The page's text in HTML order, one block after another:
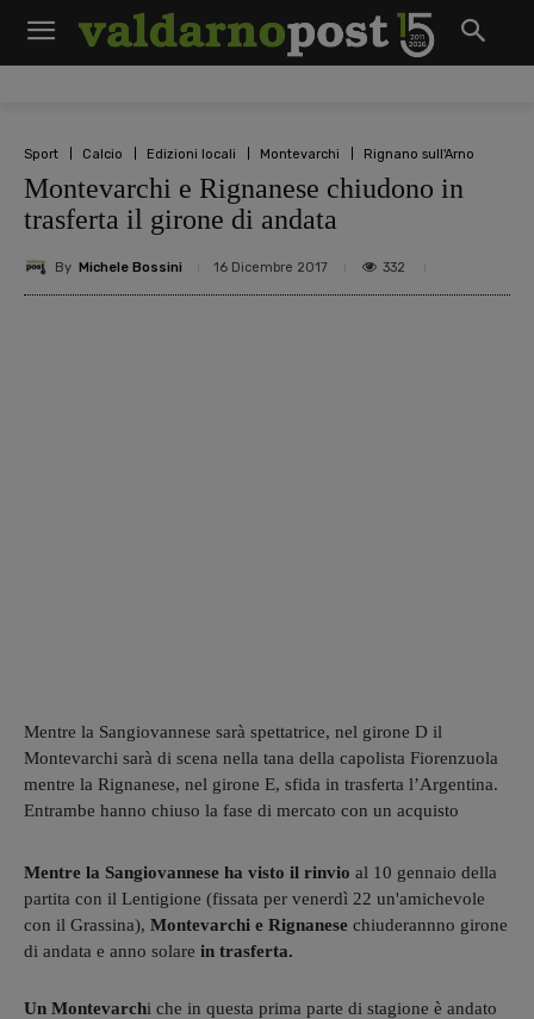
Sport Calcio Edizioni locali Montevarchi Rignano sull'Arno
Montevarchi e Rignanese chiudono in
trasferta il girone di andata
By Michele Bossini 16 Dicembre 2017 332
Mentre la Sangiovannese sarà spettatrice, nel girone D il
Montevarchi sarà di scena nella tana della capolista Fiorenzuola
mentre la Rignanese, nel girone E, sfida in trasferta l’Argentina.
Entrambe hanno chiuso la fase di mercato con un acquisto
Mentre la Sangiovannese ha visto il rinvio al 10 gennaio della
partita con il Lentigione (fissata per venerdì 22 un'amichevole
con il Grassina), Montevarchi e Rignanese chiuderannno girone
di andata e anno solare in trasferta.
Un Montevarchi che in questa prima parte di stagione è andato